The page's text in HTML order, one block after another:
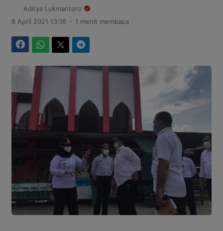
Aditya Lukmantoro
8 April 2021 13:16 . 1 menit membaca